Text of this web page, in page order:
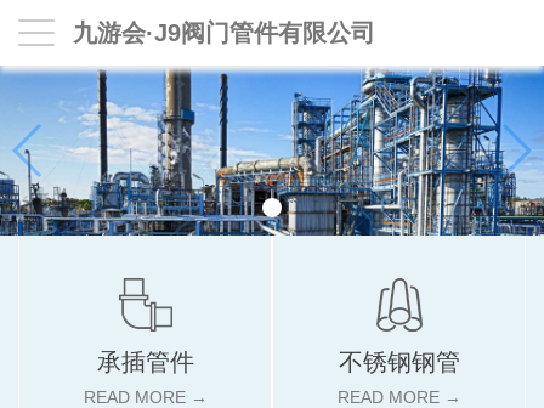
九游会·J9阀门管件有限公司
承插管件
READ MORE →
不锈钢钢管
READ MORE →